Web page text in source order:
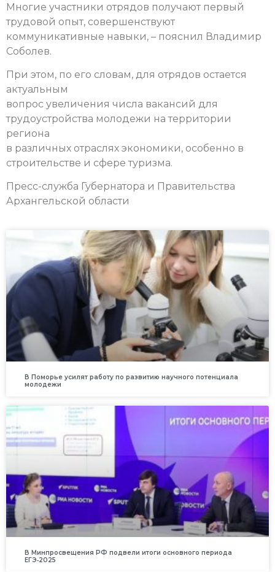
Многие участники отрядов получают первый
трудовой опыт, совершенствуют
коммуникативные навыки, – пояснил Владимир
Соболев.
При этом, по его словам, для отрядов остается
актуальным
вопрос увеличения числа вакансий для
трудоустройства молодежи на территории
региона
в различных отраслях экономики, особенно в
строительстве и сфере туризма.
Пресс-служба Губернатора и Правительства
Архангельской области
В Поморье усилят работу по развитию научного потенциала
молодежи
В Минпросвещения РФ подвели итоги основного периода
ЕГЭ‑2025